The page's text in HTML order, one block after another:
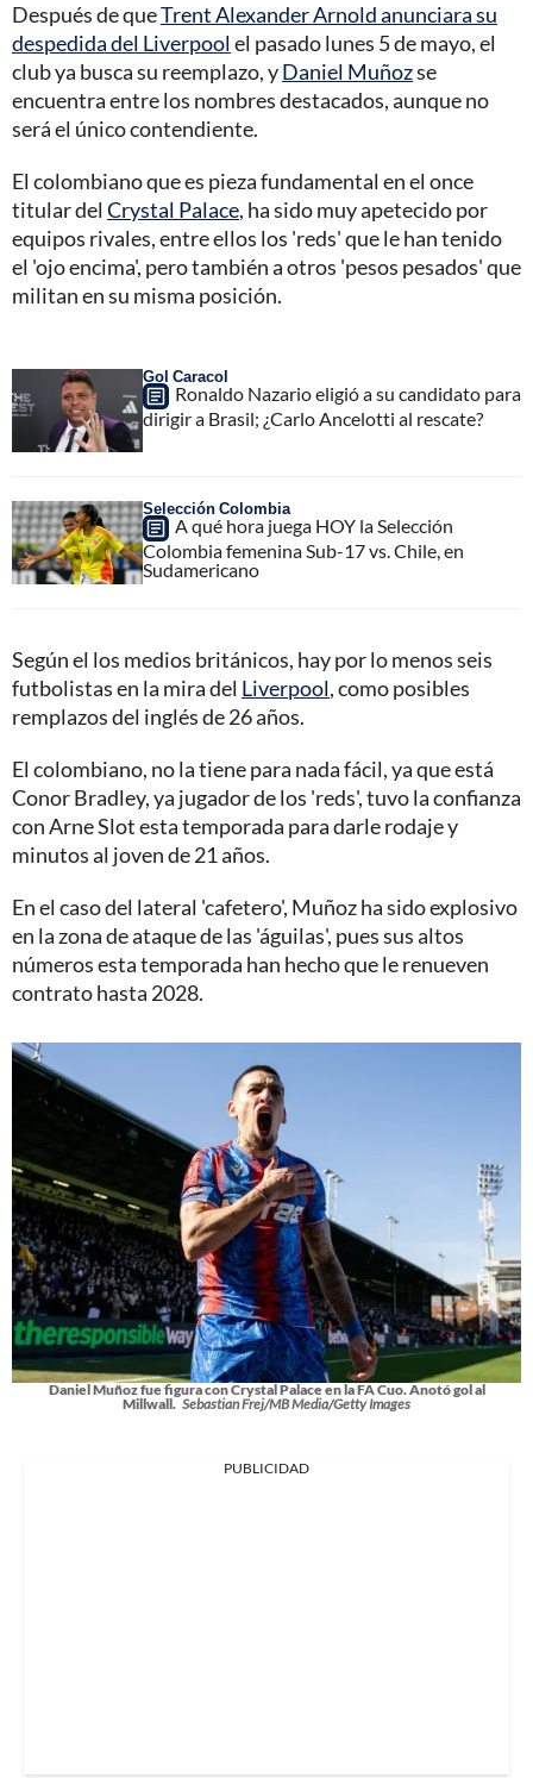
Después de queTrent Alexander Arnold anunciara su
despedida del Liverpoolel pasado lunes 5 de mayo, el
club ya busca su reemplazo, yDaniel Muñozse
encuentra entre los nombres destacados, aunque no
será el único contendiente.
El colombiano que es pieza fundamental en el once
titular del Crystal Palace, ha sido muy apetecido por
equipos rivales, entre ellos los 'reds' que le han tenido
el 'ojo encima', pero también a otros 'pesos pesados' que
militan en su misma posición.
Gol Caracol
Ronaldo Nazario eligió a su candidato para
dirigir a Brasil; ¿Carlo Ancelotti al rescate?
Selección Colombia
A qué hora juega HOY la Selección
Colombia femenina Sub-17 vs. Chile, en
Sudamericano
Según el los medios británicos, hay por lo menos seis
futbolistas en la mira del Liverpool, como posibles
remplazos del inglés de 26 años.
El colombiano, no la tiene para nada fácil, ya que está
Conor Bradley, ya jugador de los 'reds', tuvo la confianza
con Arne Slot esta temporada para darle rodaje y
minutos al joven de 21 años.
En el caso del lateral 'cafetero', Muñoz ha sido explosivo
en la zona de ataque de las 'águilas', pues sus altos
números esta temporada han hecho que le renueven
contrato hasta 2028.
Daniel Muñoz fue figura con Crystal Palace en la FA Cuo. Anotó gol al
Millwall. Sebastian Frej/MB Media/Getty Images
PUBLICIDAD